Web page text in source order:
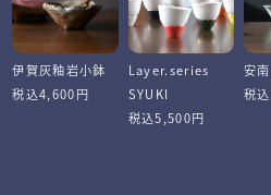
伊賀灰釉岩小鉢
税込4,600円
Layer.series
SYUKI
税込5,500円
安
税